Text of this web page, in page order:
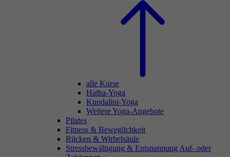
alle Kurse
Hatha-Yoga
Kundalini-Yoga
Weitere Yoga-Angebote
Pilates
Fitness & Beweglichkeit
Rücken & Wirbelsäule
Stressbewältigung & Entspannung Auf- oder